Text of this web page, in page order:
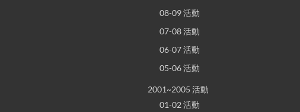
08-09 活動
07-08 活動
06-07 活動
05-06 活動
2001~2005 活動
01-02 活動